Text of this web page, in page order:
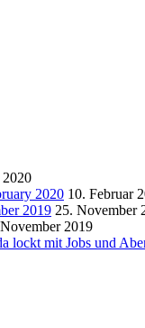
2020 10. Februar
2019 25. November
2019
lockt mit Jobs und